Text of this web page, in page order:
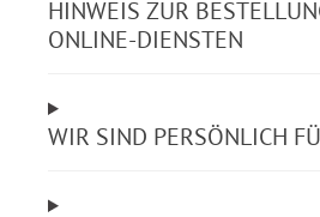
Überzeugen Sie sich selbst im
HINWEIS ZUR
ONLINE-DIENSTEN
WIR SIND PERSÖNLICH